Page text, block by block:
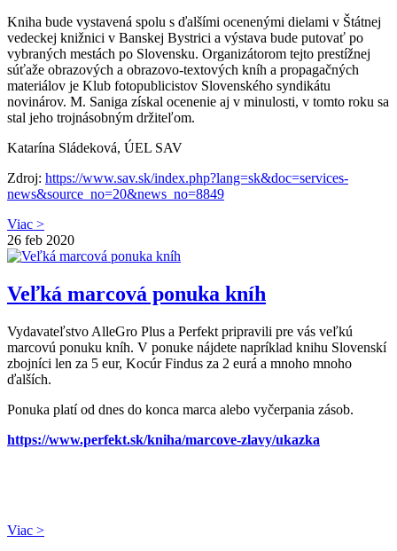
Kniha bude vystavená spolu s ďalšími ocenenými dielami v Štátnej
vedeckej knižnici v Banskej Bystrici a výstava bude putovať po
vybraných mestách po Slovensku. Organizátorom tejto prestížnej
súťaže obrazových a obrazovo-textových kníh a propagačných
materiálov je Klub fotopublicistov Slovenského syndikátu
novinárov. M. Saniga získal ocenenie aj v minulosti, v tomto roku sa
stal jeho trojnásobným držiteľom.
Katarína Sládeková, ÚEL SAV
Zdroj: https://www.sav.sk/index.php?lang=sk&doc=services-
news&source_no=20&news_no=8849
Viac >
26 feb 2020
Veľká marcová ponuka kníh
Vydavateľstvo AlleGro Plus a Perfekt pripravili pre vás veľkú
marcovú ponuku kníh. V ponuke nájdete napríklad knihu Slovenskí
zbojníci len za 5 eur, Kocúr Findus za 2 eurá a mnoho mnoho
ďalších.
Ponuka platí od dnes do konca marca alebo vyčerpania zásob.
https://www.perfekt.sk/kniha/marcove-zlavy/ukazka
Viac >